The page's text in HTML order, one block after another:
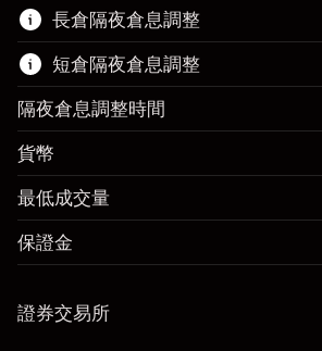
了解更多：
差價合約
長倉隔夜倉息調整
保證金。您的投資
隔夜倉息
來自杠杆的資金 - 美元（大約值）
短倉隔夜倉息調整
保證金。您的投資
隔夜倉息
隔夜倉息調整時間
貨幣
最低成交量
保證金
證券交易所